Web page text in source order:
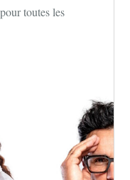
toutes les